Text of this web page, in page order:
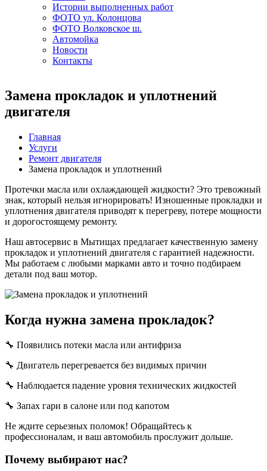
Истории выполненных работ
ФОТО ул. Колонцова
ФОТО Волковское ш.
Автомойка
Новости
Контакты
Замена прокладок и уплотнений
двигателя
Главная
Услуги
Ремонт двигателя
Замена прокладок и уплотнений
Протечки масла или охлаждающей жидкости? Это тревожный
знак, который нельзя игнорировать! Изношенные прокладки и
уплотнения двигателя приводят к перегреву, потере мощности
и дорогостоящему ремонту.
Наш автосервис в Мытищах предлагает качественную замену
прокладок и уплотнений двигателя с гарантией надежности.
Мы работаем с любыми марками авто и точно подбираем
детали под ваш мотор.
Когда нужна замена прокладок?
🔧 Появились потеки масла или антифриза
🔧 Двигатель перегревается без видимых причин
🔧 Наблюдается падение уровня технических жидкостей
🔧 Запах гари в салоне или под капотом
Не ждите серьезных поломок! Обращайтесь к
профессионалам, и ваш автомобиль прослужит дольше.
Почему выбирают нас?